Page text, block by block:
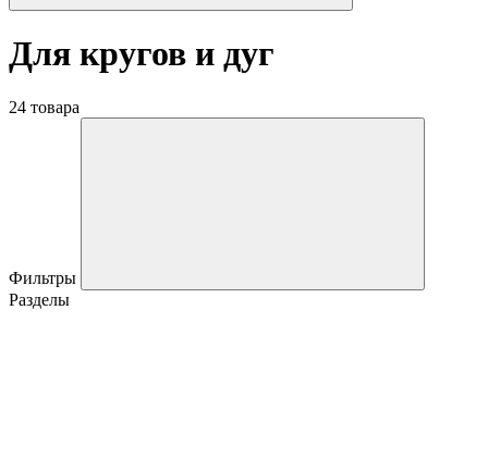
Для кругов и дуг
24 товара
Фильтры
Разделы